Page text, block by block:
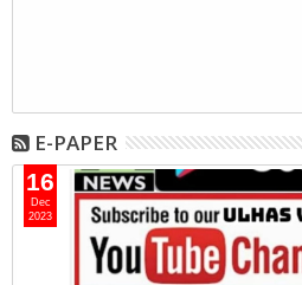
E-PAPER
16
Dec
2023